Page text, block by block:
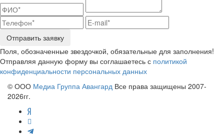
Отправить заявку
Поля, обозначенные звездочкой, обязательные для заполнения!
Отправляя данную форму вы соглашаетесь с политикой
конфиденциальности персональных данных
© ООО Медиа Группа Авангард Все права защищены 2007-
2026гг.